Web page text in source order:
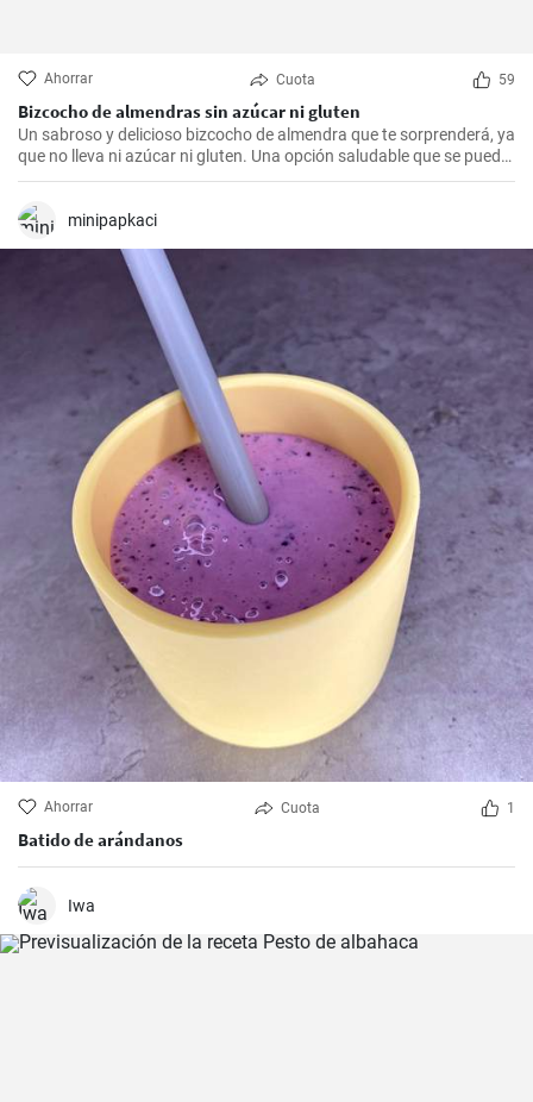
Ahorrar Cuota 59
Bizcocho de almendras sin azúcar ni gluten
Un sabroso y delicioso bizcocho de almendra que te sorprenderá, ya
que no lleva ni azúcar ni gluten. Una opción saludable que se puede
adaptar a muchas personas.
minipapkaci
Ahorrar Cuota 1
Batido de arándanos
Iwa